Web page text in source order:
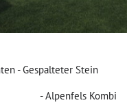
- Gespalteter Stein
Kombi